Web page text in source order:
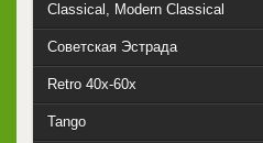
Classical, Modern Classical
Советская Эстрада
Retro 40x-60x
Tango